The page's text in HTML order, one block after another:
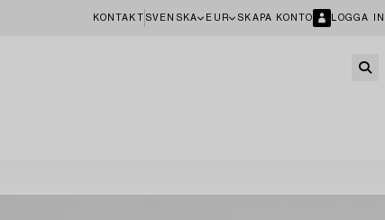
KONTAKT SVENSKA EUR SKAPA KONTO LOGGA IN